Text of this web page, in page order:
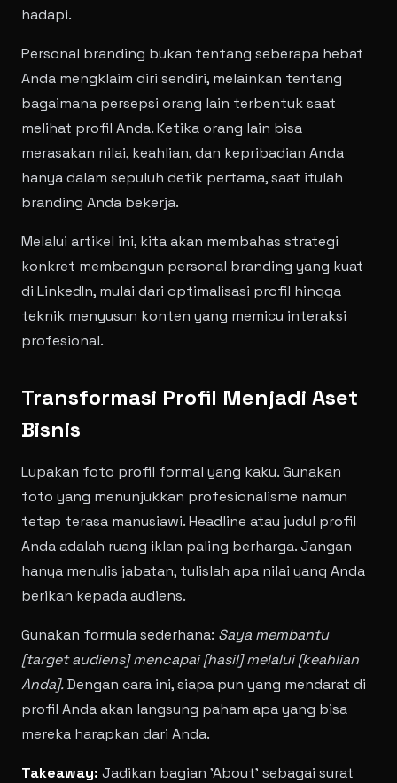
hadapi.
Personal branding bukan tentang seberapa hebat
Anda mengklaim diri sendiri, melainkan tentang
bagaimana persepsi orang lain terbentuk saat
melihat profil Anda. Ketika orang lain bisa
merasakan nilai, keahlian, dan kepribadian Anda
hanya dalam sepuluh detik pertama, saat itulah
branding Anda bekerja.
Melalui artikel ini, kita akan membahas strategi
konkret membangun personal branding yang kuat
di LinkedIn, mulai dari optimalisasi profil hingga
teknik menyusun konten yang memicu interaksi
profesional.
Transformasi Profil Menjadi Aset
Bisnis
Lupakan foto profil formal yang kaku. Gunakan
foto yang menunjukkan profesionalisme namun
tetap terasa manusiawi. Headline atau judul profil
Anda adalah ruang iklan paling berharga. Jangan
hanya menulis jabatan, tulislah apa nilai yang Anda
berikan kepada audiens.
Gunakan formula sederhana: Saya membantu
[target audiens] mencapai [hasil] melalui [keahlian
Anda].Dengan cara ini, siapa pun yang mendarat di
profil Anda akan langsung paham apa yang bisa
mereka harapkan dari Anda.
Takeaway: Jadikan bagian 'About' sebagai surat